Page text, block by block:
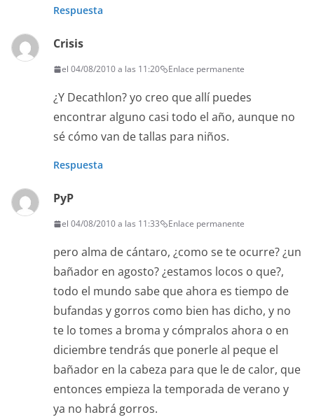
Respuesta
Crisis
el 04/08/2010 a las 11:20 Enlace permanente
¿Y Decathlon? yo creo que allí puedes
encontrar alguno casi todo el año, aunque no
sé cómo van de tallas para niños.
Respuesta
PyP
el 04/08/2010 a las 11:33 Enlace permanente
pero alma de cántaro, ¿como se te ocurre? ¿un
bañador en agosto? ¿estamos locos o que?,
todo el mundo sabe que ahora es tiempo de
bufandas y gorros como bien has dicho, y no
te lo tomes a broma y cómpralos ahora o en
diciembre tendrás que ponerle al peque el
bañador en la cabeza para que le de calor, que
entonces empieza la temporada de verano y
ya no habrá gorros.